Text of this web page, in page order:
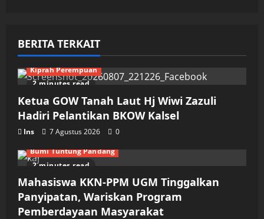
BERITA TERKAIT
2 minutes read
Kiprah Perempuan
Ketua GOW Tanah Laut Hj Wiwi Zazuli
Hadiri Pelantikan BKOW Kalsel
Ins 7 Agustus 2026 0
2 minutes read
Bumi Tuntung Pandang
Mahasiswa KKN-PPM UGM Tinggalkan
Panyipatan, Wariskan Program
Pemberdayaan Masyarakat